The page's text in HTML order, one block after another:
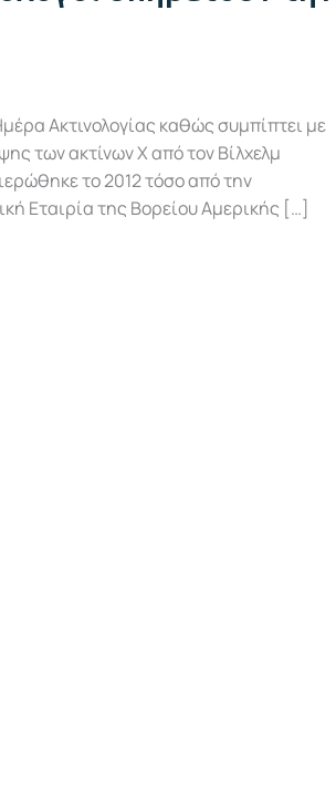
Ακτινολογίας καθώς συμπίπτει με
των ακτίνων Χ από τον Βίλχελμ
το 2012 τόσο από την
Εταιρία της Βορείου Αμερικής […]